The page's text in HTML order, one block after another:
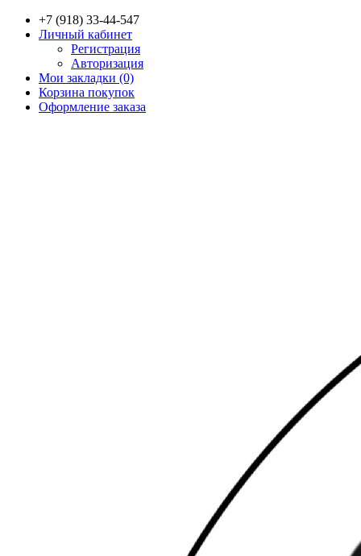
+7 (918) 33-44-547
Личный кабинет
Регистрация
Авторизация
Мои закладки (0)
Корзина покупок
Оформление заказа